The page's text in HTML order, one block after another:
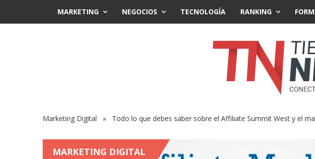
MARKETING NEGOCIOS TECNOLOGÍA RANKING
Marketing Digital » Todo lo que debes saber sobre el Affiliate Summit West y el
MARKETING DIGITAL